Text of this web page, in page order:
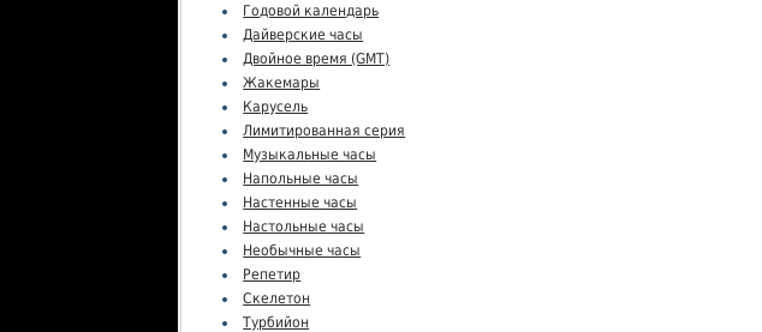
Годовой календарь
Дайверские часы
Двойное время (GMT)
Жакемары
Карусель
Лимитированная серия
Музыкальные часы
Напольные часы
Настенные часы
Настольные часы
Необычные часы
Репетир
Скелетон
Турбийон